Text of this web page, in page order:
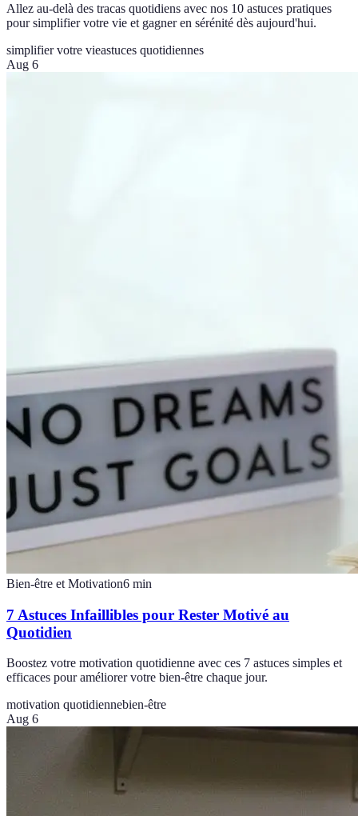
Allez au-delà des tracas quotidiens avec nos 10 astuces pratiques
pour simplifier votre vie et gagner en sérénité dès aujourd'hui.
simplifier votre vieastuces quotidiennes
Aug 6
Bien-être et Motivation6 min
7 Astuces Infaillibles pour Rester Motivé au
Quotidien
Boostez votre motivation quotidienne avec ces 7 astuces simples et
efficaces pour améliorer votre bien-être chaque jour.
motivation quotidiennebien-être
Aug 6